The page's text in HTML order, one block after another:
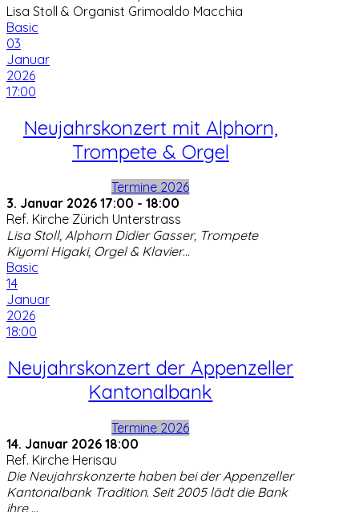
Lisa Stoll & Organist Grimoaldo Macchia
Basic
03
Januar
2026
17:00
Neujahrskonzert mit Alphorn,
Trompete & Orgel
Termine 2026
3. Januar 2026 17:00 - 18:00
Ref. Kirche Zürich Unterstrass
Lisa Stoll, Alphorn Didier Gasser, Trompete
Kiyomi Higaki, Orgel & Klavier...
Basic
14
Januar
2026
18:00
Neujahrskonzert der Appenzeller
Kantonalbank
Termine 2026
14. Januar 2026 18:00
Ref. Kirche Herisau
Die Neujahrskonzerte haben bei der Appenzeller
Kantonalbank Tradition. Seit 2005 lädt die Bank
ihre...